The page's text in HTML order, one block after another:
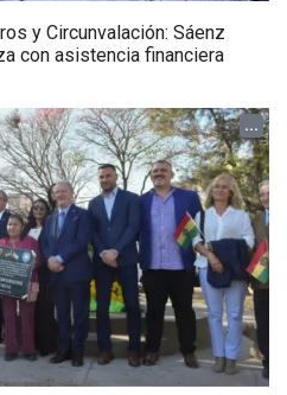
y Circunvalación: Sáenz
con asistencia financiera
...